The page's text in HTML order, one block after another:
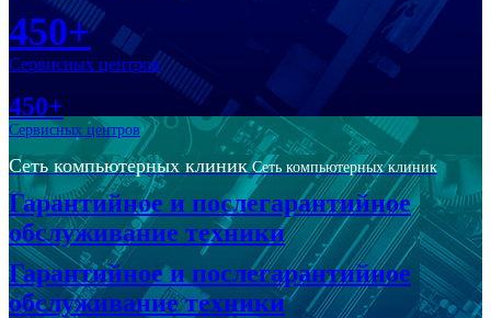
450+
Сервисных центров
450+
Сервисных центров
Сеть компьютерных клиник Сеть компьютерных клиник
Гарантийное и послегарантийное
обслуживание техники
Гарантийное и послегарантийное
обслуживание техники